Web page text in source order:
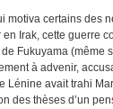
motiva certains des
Irak, cette guerre
Fukuyama (même
à advenir,
Lénine avait trahi
des thèses d’un